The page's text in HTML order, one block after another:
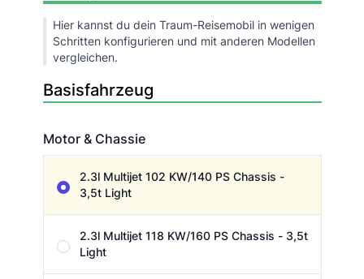
Hier kannst du dein Traum-Reisemobil in wenigen
Schritten konfigurieren und mit anderen Modellen
vergleichen.
Basisfahrzeug
Motor & Chassie
2.3l Multijet 102 KW/140 PS Chassis -
3,5t Light
2.3l Multijet 118 KW/160 PS Chassis - 3,5t
Light